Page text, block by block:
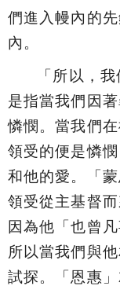
們進入幔內的先
內。
「 所以，
是指當我們因
憐憫。當我們
領受的便是憐
和他的愛。「
領受從主基督
因為他「也曾
所以當我們與
試探。「恩惠